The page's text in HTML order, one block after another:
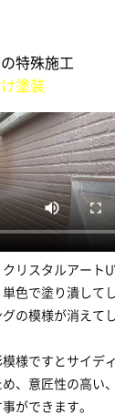
特殊施工
塗装
リスタルアート
色で塗り潰して
の模様が消えて
様ですとサイデ
、意匠性の高い
ができます。